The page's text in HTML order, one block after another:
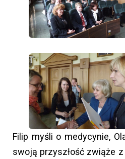
Filip myśli o medycynie,
swoją przyszłość zwiąże